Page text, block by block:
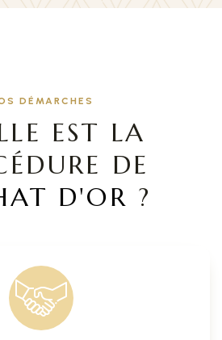
DÉMARCHES
EST LA
DE
D'OR ?